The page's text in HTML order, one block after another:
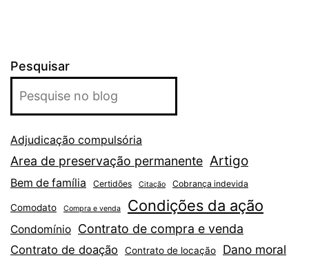
Pesquisar
Adjudicação compulsória
Area de preservação permanente Artigo
Bem de família Certidões Citação Cobrança indevida
Comodato Compra e venda Condições da ação
Condomínio Contrato de compra e venda
Contrato de doação Contrato de locação Dano moral